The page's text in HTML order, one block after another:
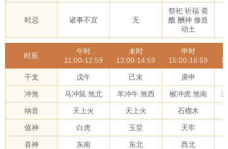
时忌 诸事不宜 无
祭祀 祈福 斋
醮 酬神 修造
动土
时辰
午时
11:00-12:59
未时
13:00-14:59
申时
15:00-16:59
干支 戊午 己未 庚申
冲煞 马冲鼠 煞北 羊冲牛 煞西 猴冲虎 煞南
纳音 天上火 天上火 石榴木
值神 白虎 玉堂 天牢
喜神 东南 东北 西北